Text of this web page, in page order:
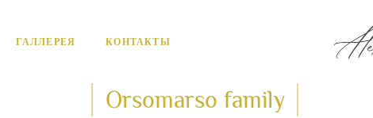
ГАЛЛЕРЕЯ КОНТАКТЫ
Orsomarso family